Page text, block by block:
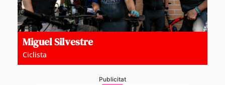
Miguel Silvestre
Ciclista
Publicitat